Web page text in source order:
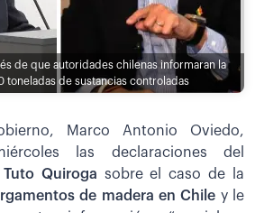
de que autoridades chilenas informaran la
toneladas de sustancias controladas
Marco Antonio Oviedo,
las declaraciones del
Quiroga sobre el caso de la
de madera en Chile y le